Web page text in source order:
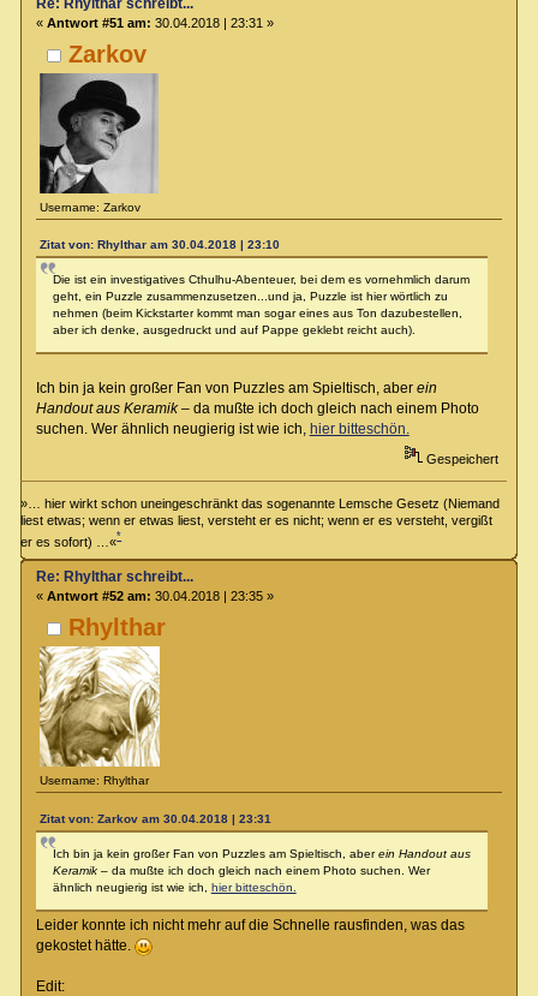
Zarkov
Username: Zarkov
Re: Rhylthar schreibt...
« Antwort #51 am: 30.04.2018 | 23:31 »
Zitat von: Rhylthar am 30.04.2018 | 23:10
Die ist ein investigatives Cthulhu-Abenteuer, bei dem es vornehmlich darum
geht, ein Puzzle zusammenzusetzen...und ja, Puzzle ist hier wörtlich zu
nehmen (beim Kickstarter kommt man sogar eines aus Ton dazubestellen,
aber ich denke, ausgedruckt und auf Pappe geklebt reicht auch).
Ich bin ja kein großer Fan von Puzzles am Spieltisch, aber ein
Handout aus Keramik– da mußte ich doch gleich nach einem Photo
suchen. Wer ähnlich neugierig ist wie ich, hier bitteschön.
Gespeichert
»… hier wirkt schon uneingeschränkt das sogenannte Lemsche Gesetz (Niemand
liest etwas; wenn er etwas liest, versteht er es nicht; wenn er es versteht, vergißt
er es sofort) …«*
Rhylthar
Username: Rhylthar
Re: Rhylthar schreibt...
« Antwort #52 am: 30.04.2018 | 23:35 »
Zitat von: Zarkov am 30.04.2018 | 23:31
Ich bin ja kein großer Fan von Puzzles am Spieltisch, aberein Handout aus
Keramik– da mußte ich doch gleich nach einem Photo suchen. Wer
ähnlich neugierig ist wie ich, hier bitteschön.
Leider konnte ich nicht mehr auf die Schnelle rausfinden, was das
gekostet hätte.
Edit: